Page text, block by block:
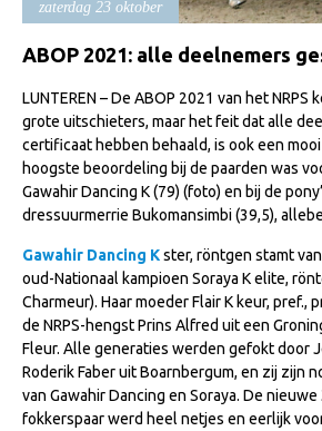
Import registratie
Veulenregistratie
I&R Registratie
Informatie overschrijven paspoort
Formulier overschrijven op naam
Animal Health Regulation
Gids voor Goede Praktijken
Marktplaats
Tarievenlijst
Veel gestelde vragen
Webshop
zaterdag 23 oktober
ABOP 2021: alle deelnemers
LUNTEREN – De ABOP 2021 van het NRPS
grote uitschieters, maar het feit dat alle
certificaat hebben behaald, is ook een
hoogste beoordeling bij de paarden was
Gawahir Dancing K (79) (foto) en bij de
dressuurmerrie Bukomansimbi (39,5),
Gawahir Dancing Kster, röntgen stamt van
oud-Nationaal kampioen Soraya K elite,
Charmeur). Haar moeder Flair K keur, pref.,
de NRPS-hengst Prins Alfred uit een
Fleur. Alle generaties werden gefokt door
Roderik Faber uit Boarnbergum, en zij zijn
van Gawahir Dancing en Soraya. De
fokkerspaar werd heel netjes en eerlijk